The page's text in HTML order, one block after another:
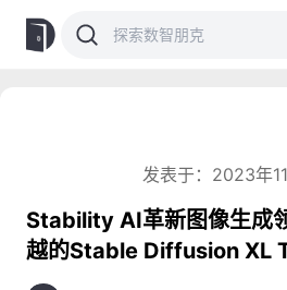
发表于：2023年
Stability AI革新图像生成
越的Stable Diffusion XL